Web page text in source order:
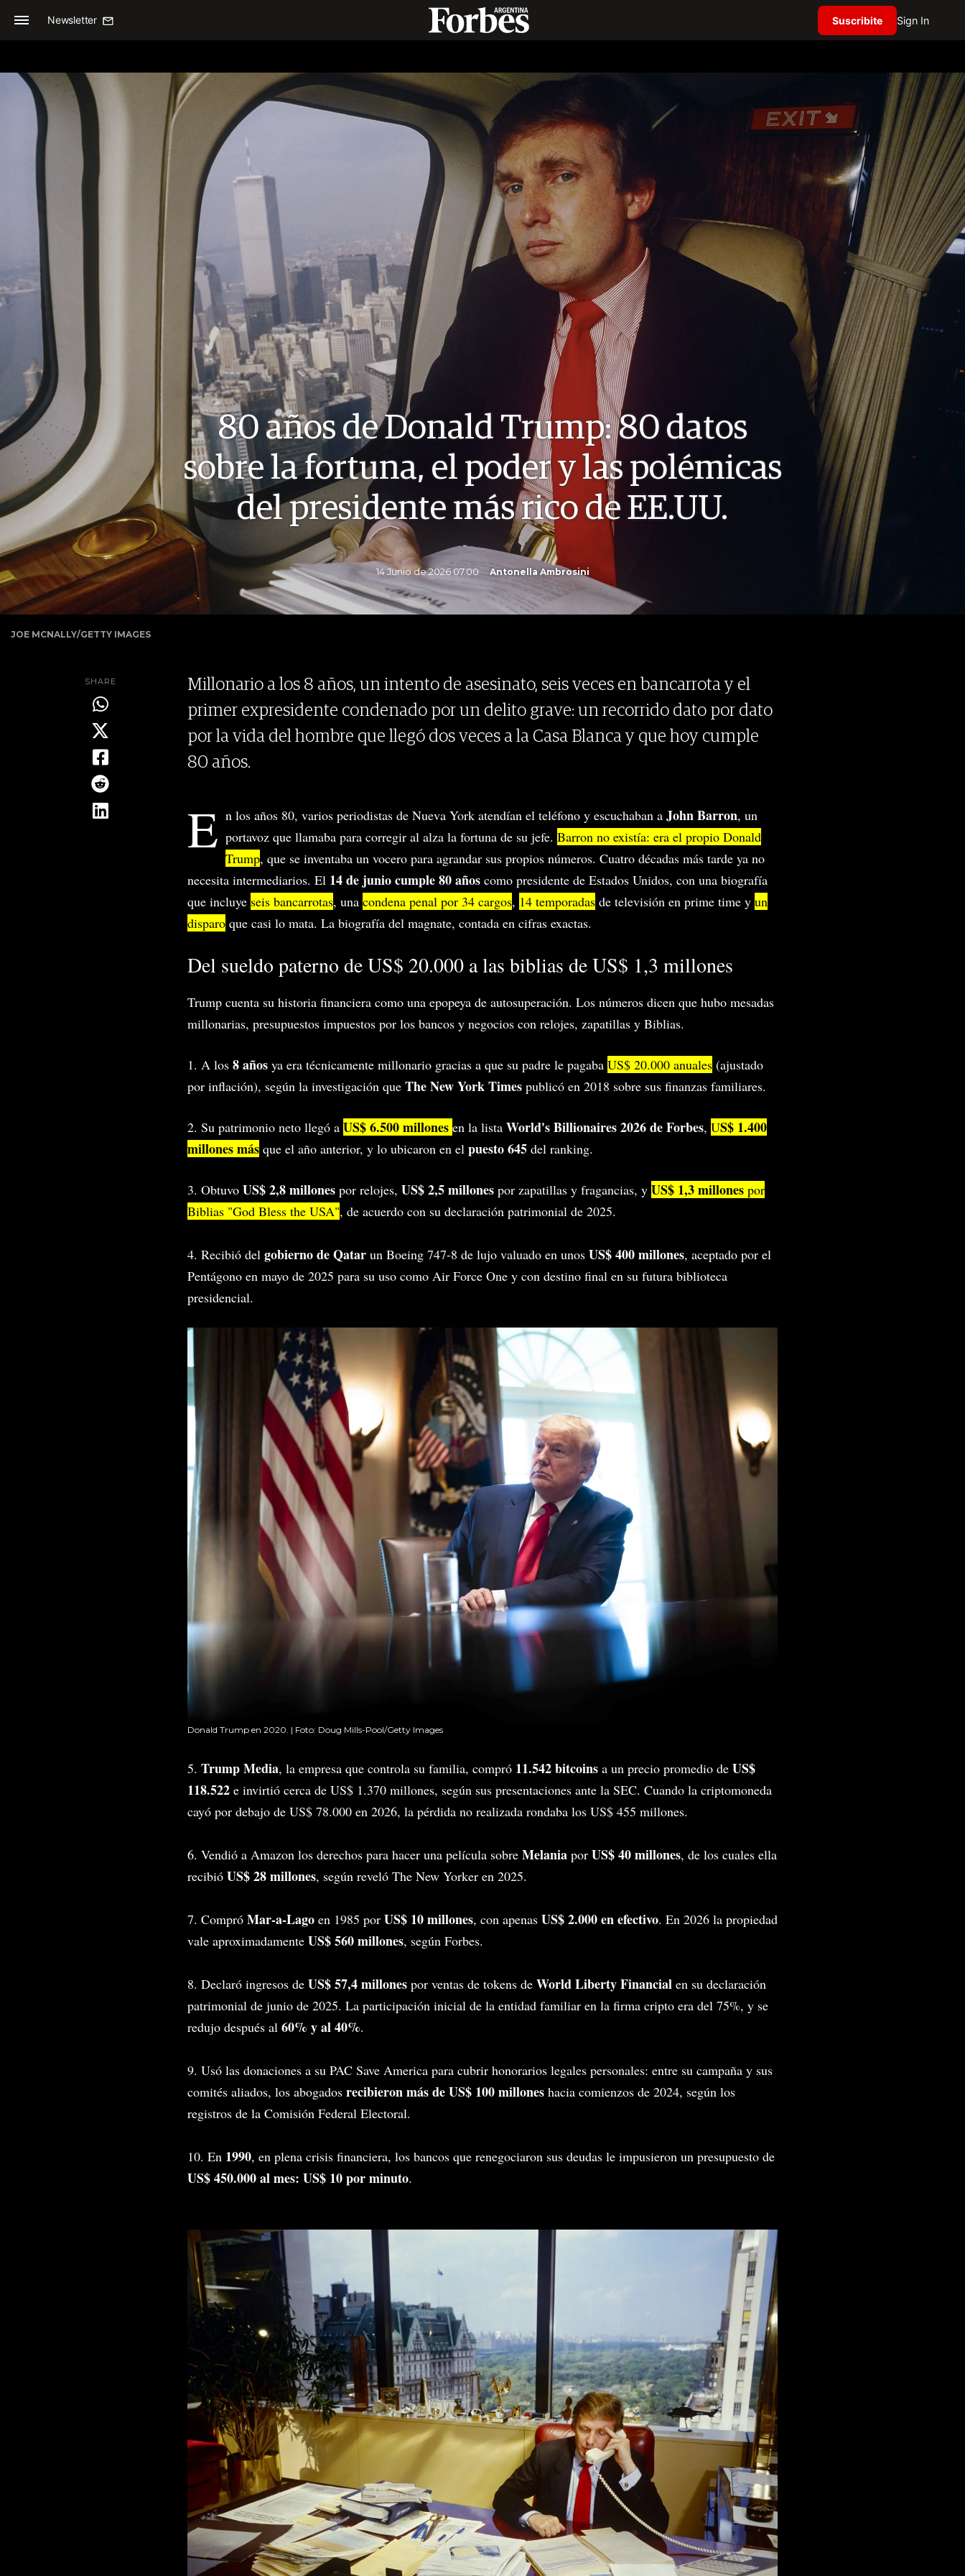
Newsletter Suscribite Sign In
80 años de Donald Trump: 80 datos
sobre la fortuna, el poder y las polémicas
del presidente más rico de EE.UU.
14 Junio de 2026 07.00 Antonella Ambrosini
JOE MCNALLY/GETTY IMAGES
SHARE
Millonario a los 8 años, un intento de asesinato, seis veces en bancarrota y el
primer expresidente condenado por un delito grave: un recorrido dato por dato
por la vida del hombre que llegó dos veces a la Casa Blanca y que hoy cumple
80 años.
E n los años 80, varios periodistas de Nueva York atendían el teléfono y escuchaban a John Barron, un
portavoz que llamaba para corregir al alza la fortuna de su jefe. Barron no existía: era el propio Donald
Trump, que se inventaba un vocero para agrandar sus propios números. Cuatro décadas más tarde ya no
necesita intermediarios. El 14 de junio cumple 80 años como presidente de Estados Unidos, con una biografía
que incluye seis bancarrotas, una condena penal por 34 cargos, 14 temporadas de televisión en prime time y un
disparo que casi lo mata. La biografía del magnate, contada en cifras exactas.
Del sueldo paterno de US$ 20.000 a las biblias de US$ 1,3 millones
Trump cuenta su historia financiera como una epopeya de autosuperación. Los números dicen que hubo mesadas
millonarias, presupuestos impuestos por los bancos y negocios con relojes, zapatillas y Biblias.
1. A los 8 años ya era técnicamente millonario gracias a que su padre le pagaba US$ 20.000 anuales (ajustado
por inflación), según la investigación que The New York Times publicó en 2018 sobre sus finanzas familiares.
2. Su patrimonio neto llegó a US$ 6.500 millones en la lista World's Billionaires 2026 de Forbes, US$ 1.400
millones más que el año anterior, y lo ubicaron en el puesto 645 del ranking.
3. Obtuvo US$ 2,8 millones por relojes, US$ 2,5 millones por zapatillas y fragancias, y US$ 1,3 millones por
Biblias "God Bless the USA", de acuerdo con su declaración patrimonial de 2025.
4. Recibió del gobierno de Qatar un Boeing 747-8 de lujo valuado en unos US$ 400 millones, aceptado por el
Pentágono en mayo de 2025 para su uso como Air Force One y con destino final en su futura biblioteca
presidencial.
Donald Trump en 2020. | Foto: Doug Mills-Pool/Getty Images
5. Trump Media, la empresa que controla su familia, compró 11.542 bitcoins a un precio promedio de US$
118.522 e invirtió cerca de US$ 1.370 millones, según sus presentaciones ante la SEC. Cuando la criptomoneda
cayó por debajo de US$ 78.000 en 2026, la pérdida no realizada rondaba los US$ 455 millones.
6. Vendió a Amazon los derechos para hacer una película sobre Melania por US$ 40 millones, de los cuales ella
recibió US$ 28 millones, según reveló The New Yorker en 2025.
7. Compró Mar-a-Lago en 1985 por US$ 10 millones, con apenas US$ 2.000 en efectivo. En 2026 la propiedad
vale aproximadamente US$ 560 millones, según Forbes.
8. Declaró ingresos de US$ 57,4 millones por ventas de tokens de World Liberty Financial en su declaración
patrimonial de junio de 2025. La participación inicial de la entidad familiar en la firma cripto era del 75%, y se
redujo después al 60% y al 40%.
9. Usó las donaciones a su PAC Save America para cubrir honorarios legales personales: entre su campaña y sus
comités aliados, los abogados recibieron más de US$ 100 millones hacia comienzos de 2024, según los
registros de la Comisión Federal Electoral.
10. En 1990, en plena crisis financiera, los bancos que renegociaron sus deudas le impusieron un presupuesto de
US$ 450.000 al mes: US$ 10 por minuto.